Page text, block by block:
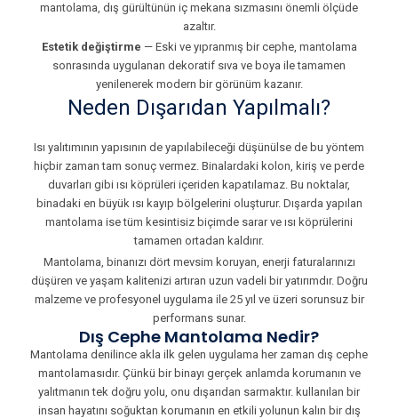
mantolama, dış gürültünün iç mekana sızmasını önemli ölçüde
azaltır.
Estetik değiştirme — Eski ve yıpranmış bir cephe, mantolama
sonrasında uygulanan dekoratif sıva ve boya ile tamamen
yenilenerek modern bir görünüm kazanır.
Neden Dışarıdan Yapılmalı?
Isı yalıtımının yapısının de yapılabileceği düşünülse de bu yöntem
hiçbir zaman tam sonuç vermez. Binalardaki kolon, kiriş ve perde
duvarları gibi ısı köprüleri içeriden kapatılamaz. Bu noktalar,
binadaki en büyük ısı kayıp bölgelerini oluşturur. Dışarda yapılan
mantolama ise tüm kesintisiz biçimde sarar ve ısı köprülerini
tamamen ortadan kaldırır.
Mantolama, binanızı dört mevsim koruyan, enerji faturalarınızı
düşüren ve yaşam kalitenizi artıran uzun vadeli bir yatırımdır. Doğru
malzeme ve profesyonel uygulama ile 25 yıl ve üzeri sorunsuz bir
performans sunar.
Dış Cephe Mantolama Nedir?
Mantolama denilince akla ilk gelen uygulama her zaman dış cephe
mantolamasıdır. Çünkü bir binayı gerçek anlamda korumanın ve
yalıtmanın tek doğru yolu, onu dışarıdan sarmaktır. kullanılan bir
insan hayatını soğuktan korumanın en etkili yolunun kalın bir dış